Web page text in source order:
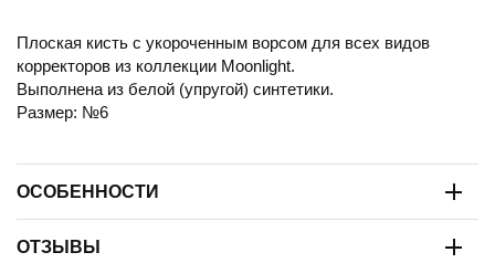
Плоская кисть с укороченным ворсом для всех видов
корректоров из коллекции Moonlight.
Выполнена из белой (упругой) синтетики.
Размер: №6
ОСОБЕННОСТИ
ОТЗЫВЫ